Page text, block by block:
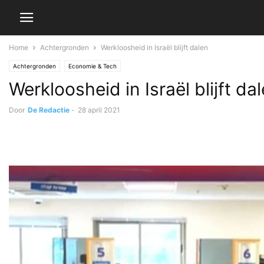
Home Achtergronden Werkloosheid in Israël blijft dalen
Achtergronden Economie & Tech
Werkloosheid in Israël blijft
Door De Redactie - 28 april 2021